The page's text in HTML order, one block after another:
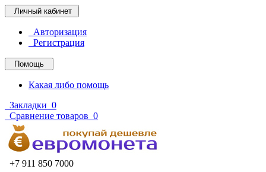
Личный кабинет
Авторизация
Регистрация
Помощь
Какая либо помощь
Закладки 0
Сравнение товаров 0
+7 911 850 7000